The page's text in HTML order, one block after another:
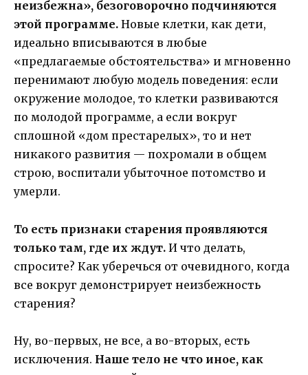
неизбежна», безоговорочно подчиняются
этой программе. Новые клетки, как дети,
идеально вписываются в любые
«предлагаемые обстоятельства» и мгновенно
перенимают любую модель поведения: если
окружение молодое, то клетки развиваются
по молодой программе, а если вокруг
сплошной «дом престарелых», то и нет
никакого развития — похромали в общем
строю, воспитали убыточное потомство и
умерли.
То есть признаки старения проявляются
только там, где их ждут. И что делать,
спросите? Как уберечься от очевидного, когда
все вокруг демонстрирует неизбежность
старения?
Ну, во-первых, не все, а во-вторых, есть
исключения. Наше тело не что иное, как